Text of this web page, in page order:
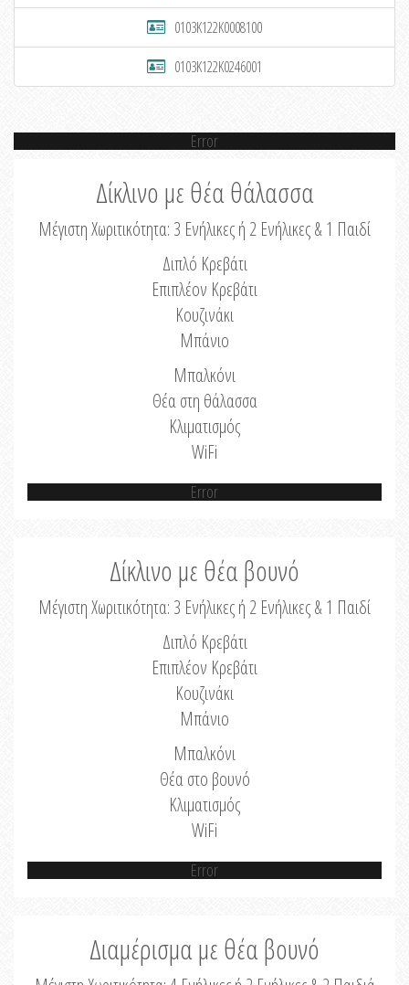
0103K122K0008100
0103K122K0246001
Error
Δίκλινο με θέα θάλασσα
Μέγιστη Χωριτικότητα: 3 Ενήλικες ή 2 Ενήλικες & 1 Παιδί
Διπλό Κρεβάτι
Επιπλέον Κρεβάτι
Κουζινάκι
Μπάνιο
Μπαλκόνι
Θέα στη θάλασσα
Κλιματισμός
WiFi
Error
Δίκλινο με θέα βουνό
Μέγιστη Χωριτικότητα: 3 Ενήλικες ή 2 Ενήλικες & 1 Παιδί
Διπλό Κρεβάτι
Επιπλέον Κρεβάτι
Κουζινάκι
Μπάνιο
Μπαλκόνι
Θέα στο βουνό
Κλιματισμός
WiFi
Error
Διαμέρισμα με θέα βουνό